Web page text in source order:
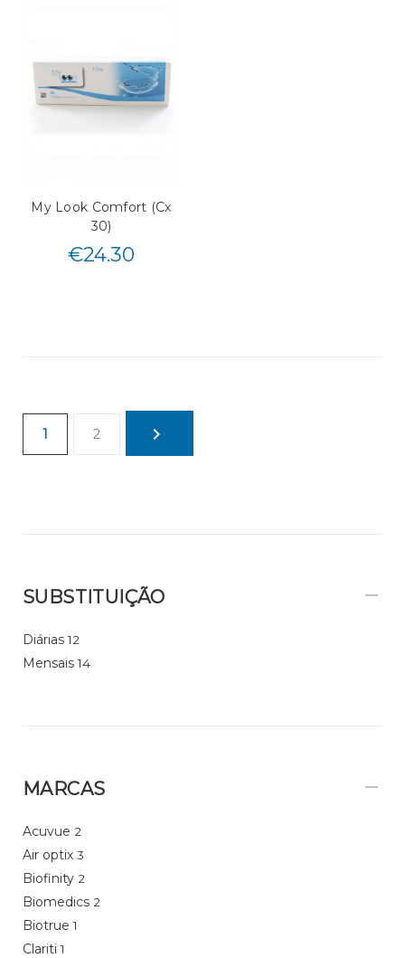
My Look Comfort (Cx
30)
€24.30
1 2
SUBSTITUIÇÃO
Diárias 12
Mensais 14
MARCAS
Acuvue 2
Air optix 3
Biofinity 2
Biomedics 2
Biotrue 1
Clariti 1